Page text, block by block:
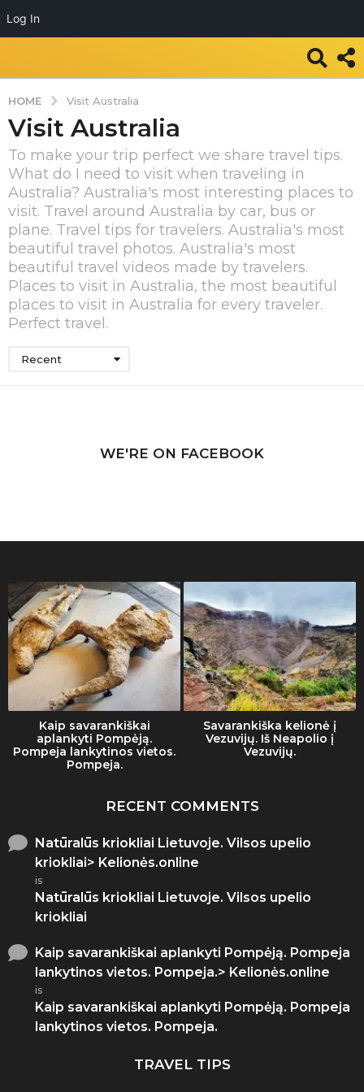
Log In
HOME Visit Australia
Visit Australia
To make your trip perfect we share travel tips.
What do I need to visit when traveling in
Australia? Australia's most interesting places to
visit. Travel around Australia by car, bus or
plane. Travel tips for travelers. Australia's most
beautiful travel photos. Australia's most
beautiful travel videos made by travelers.
Places to visit in Australia, the most beautiful
places to visit in Australia for every traveler.
Perfect travel.
Recent
WE'RE ON FACEBOOK
Kaip savarankiškai
aplankyti Pompėją.
Pompeja lankytinos vietos.
Pompeja.
Savarankiška kelionė į
Vezuvijų. Iš Neapolio į
Vezuvijų.
RECENT COMMENTS
Natūralūs kriokliai Lietuvoje. Vilsos upelio
kriokliai> Kelionės.online
is
Natūralūs kriokliai Lietuvoje. Vilsos upelio
kriokliai
Kaip savarankiškai aplankyti Pompėją. Pompeja
lankytinos vietos. Pompeja.> Kelionės.online
is
Kaip savarankiškai aplankyti Pompėją. Pompeja
lankytinos vietos. Pompeja.
TRAVEL TIPS